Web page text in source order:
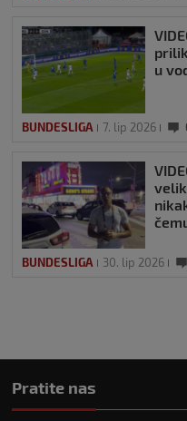
u
BUNDESLIGA 7. lip 2026
BUNDESLIGA 30. lip 2026
Pratite nas